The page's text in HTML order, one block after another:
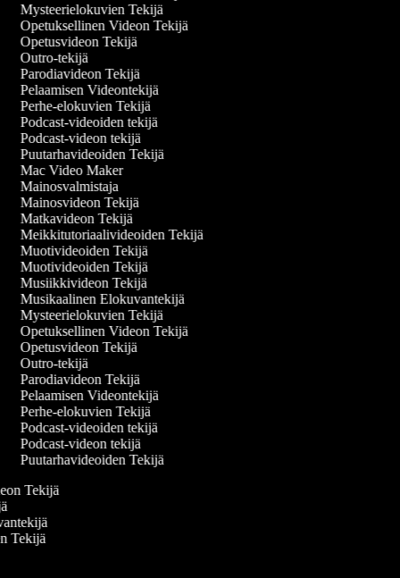
Mysteerielokuvien Tekijä
Opetuksellinen Videon Tekijä
Opetusvideon Tekijä
Outro-tekijä
Parodiavideon Tekijä
Pelaamisen Videontekijä
Perhe-elokuvien Tekijä
Podcast-videoiden tekijä
Podcast-videon tekijä
Puutarhavideoiden Tekijä
Mac Video Maker
Mainosvalmistaja
Mainosvideon Tekijä
Matkavideon Tekijä
Meikkitutoriaalivideoiden Tekijä
Muotivideoiden Tekijä
Muotivideoiden Tekijä
Musiikkivideon Tekijä
Musikaalinen Elokuvantekijä
Mysteerielokuvien Tekijä
Opetuksellinen Videon Tekijä
Opetusvideon Tekijä
Outro-tekijä
Parodiavideon Tekijä
Pelaamisen Videontekijä
Perhe-elokuvien Tekijä
Podcast-videoiden tekijä
Podcast-videon tekijä
Puutarhavideoiden Tekijä
Tekijä
Tekijä